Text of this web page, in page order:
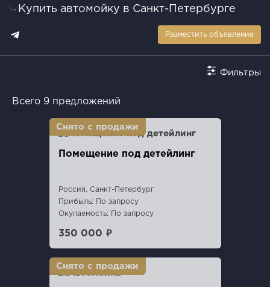
Купить автомойку в Санкт-Петербурге
Разместить объявление
Фильтры
Всего 9 предложений
Помещение под детейлинг
Россия, Санкт-Петербург
Прибыль: По запросу
Окупаемость: По запросу
350 000 ₽